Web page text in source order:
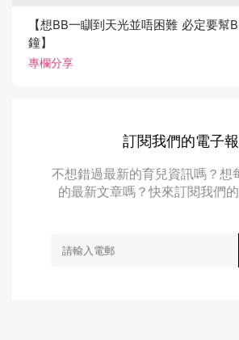
專欄分享
【想BB一瞓到天光並唔困難 必定要幫
鐘】
訂閱我們的電子報
不想錯過最新的育兒資訊嗎？想
的最新文章嗎？快來訂閱我們